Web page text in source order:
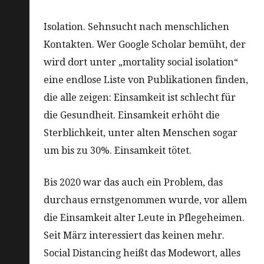
Isolation. Sehnsucht nach menschlichen
Kontakten. Wer Google Scholar bemüht, der
wird dort unter „mortality social isolation“
eine endlose Liste von Publikationen finden,
die alle zeigen: Einsamkeit ist schlecht für
die Gesundheit. Einsamkeit erhöht die
Sterblichkeit, unter alten Menschen sogar
um bis zu 30%. Einsamkeit tötet.
Bis 2020 war das auch ein Problem, das
durchaus ernstgenommen wurde, vor allem
die Einsamkeit alter Leute in Pflegeheimen.
Seit März interessiert das keinen mehr.
Social Distancing heißt das Modewort, alles